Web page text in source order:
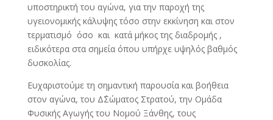
υποστηρικτή του αγώνα, για την παροχή της
υγειονομικής κάλυψης τόσο στην εκκίνηση και στον
τερματισμό όσο και κατά μήκος της διαδρομής ,
ειδικότερα στα σημεία όπου υπήρχε υψηλός βαθμός
δυσκολίας.
Ευχαριστούμε τη σημαντική παρουσία και βοήθεια
στον αγώνα, του Δ΄Σώματος Στρατού, την Ομάδα
Φυσικής Αγωγής του Νομού Ξάνθης, τους